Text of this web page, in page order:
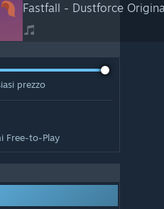
Fastfall - Dustforce
prezzo
Free-to-Play